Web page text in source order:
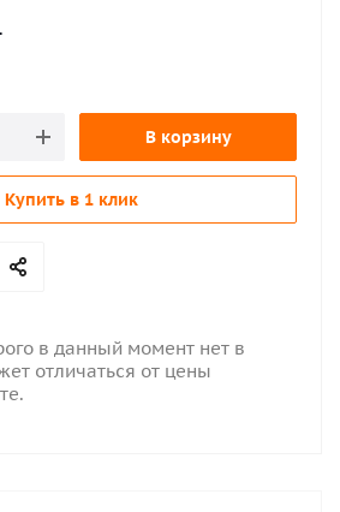
В корзину
Купить в 1 клик
в данный момент нет в
отличаться от цены